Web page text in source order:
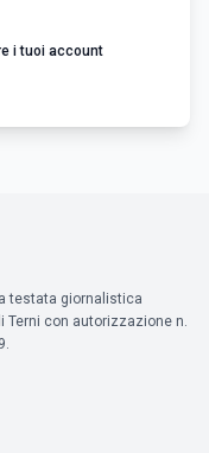
i tuoi account
testata giornalistica
Terni con autorizzazione n.